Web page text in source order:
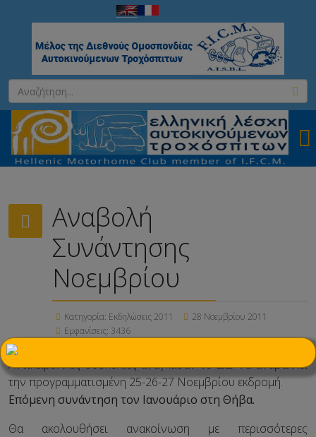
Αναβολή
Συνάντησης
Νοεμβρίου
Κατηγορία: Εκδηλώσεις 2011
28 Νοεμβρίου 2011
Εμφανίσεις: 3436
Αντικειμενικές δυσκολίες ανάγκασαν το Δ.Σ. να αναβάλλει
την προγραμματισμένη 25-26-27 Νοεμβρίου εκδρομή.
Επόμενη συνάντηση τον Ιανουάριο στη Θήβα.
Θα ακολουθήσει ανακοίνωση με περισσότερες